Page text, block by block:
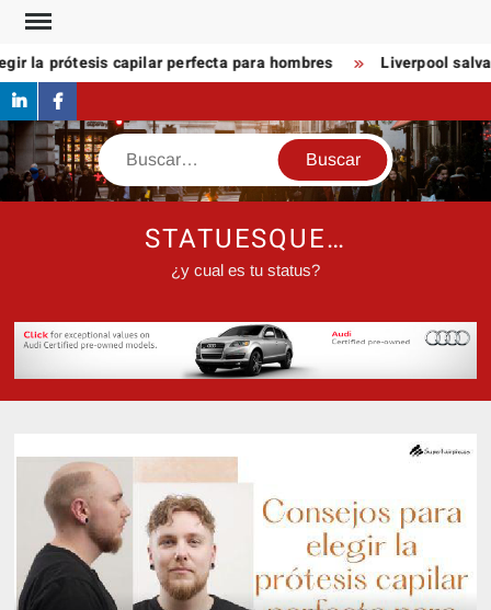
Saltar
contenido
prótesis capilar perfecta para hombres Liverpool salva la
linkedinFacebook
Buscar
STATUESQUE…
¿y cual es tu status?